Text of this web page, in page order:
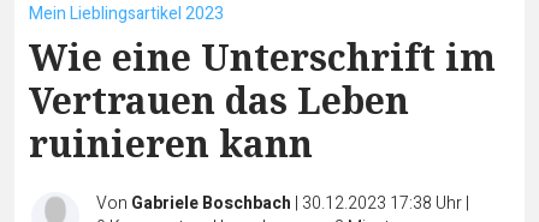
Mein Lieblingsartikel 2023
Wie eine Unterschrift im
Vertrauen das Leben
ruinieren kann
Von Gabriele Boschbach | 30.12.2023 17:38 Uhr|